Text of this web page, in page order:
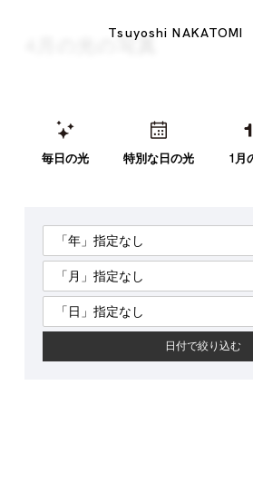
Tsuyoshi NAKATOMI
4月の光の写真
毎日の光 特別な日の光 1月
日付で絞り込む